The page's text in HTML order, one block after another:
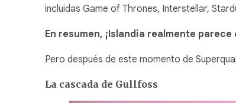
incluidas Game of Thrones, Interstellar,
En resumen, ¡Islandia realmente
Pero después de este momento de
La cascada de Gullfoss